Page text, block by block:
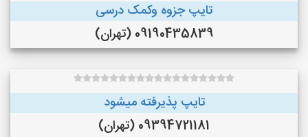
تایپ جزوه وکمک درسی
09190435839 (تهران)
تایپ پذیرفته میشود
09394721181 (تهران)